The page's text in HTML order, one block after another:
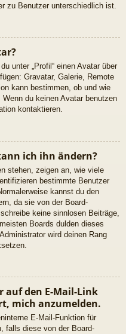
zu Benutzer unterschiedlich ist.
unter „Profil“ einen Avatar über
Gravatar, Galerie, Remote
kann bestimmen, ob und wie
du keinen Avatar benutzen
kontaktieren.
ich ihn ändern?
stehen, zeigen an, wie viele
bestimmte Benutzer
kannst du den
da sie von der Board-
keine sinnlosen Beiträge,
Boards dulden dieses
wird deinen Rang
auf den E-Mail-Link
mich anzumelden.
E-Mail-Funktion für
falls diese von der Board-